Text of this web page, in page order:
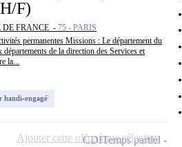
F)
DE FRANCE - 75 - PARIS
permanentes Missions : Le département du
de la direction des Services et
la...
handi-engagé
CDITemps partiel
Ajouter cette offre à ma sélection